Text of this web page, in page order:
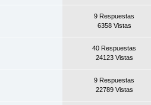
9 Respuestas
6358 Vistas
40 Respuestas
24123 Vistas
9 Respuestas
22789 Vistas